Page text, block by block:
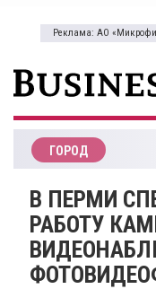
Реклама: АО
ГОРОД
В ПЕРМИ
РАБОТУ